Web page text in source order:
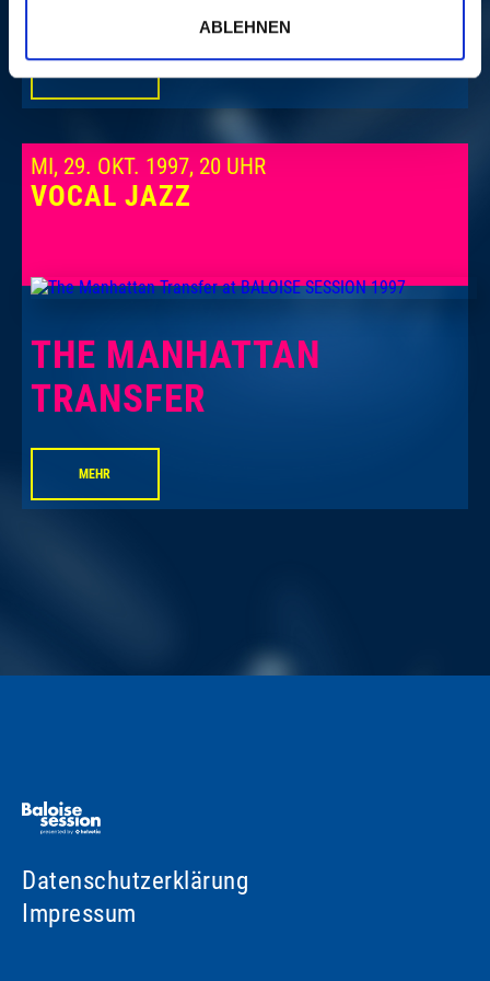
ABLEHNEN
MEHR
MI, 29. OKT. 1997, 20 UHR
VOCAL JAZZ
THE MANHATTAN
TRANSFER
MEHR
Datenschutzerklärung
Impressum